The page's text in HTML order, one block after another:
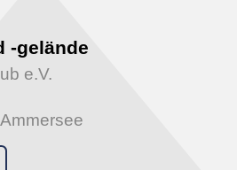
-gelände
e.V.